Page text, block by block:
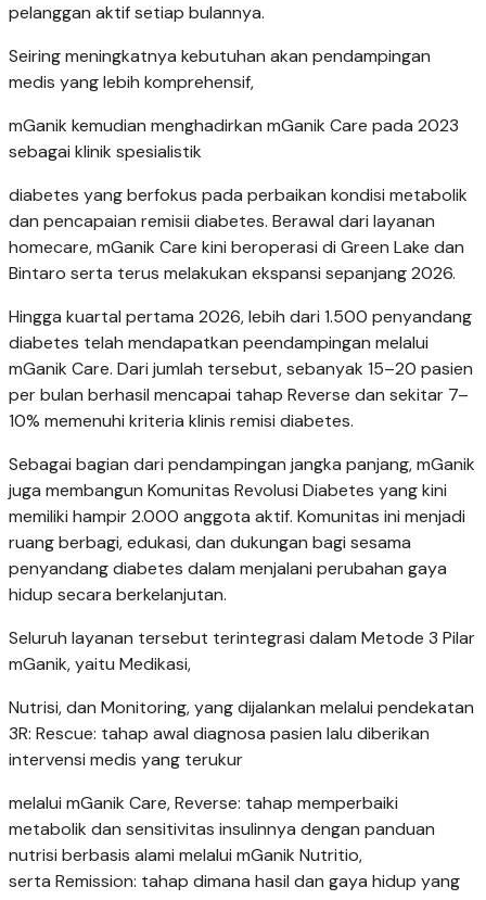
pelanggan aktif setiap bulannya.
Seiring meningkatnya kebutuhan akan pendampingan
medis yang lebih komprehensif,
mGanik kemudian menghadirkan mGanik Care pada 2023
sebagai klinik spesialistik
diabetes yang berfokus pada perbaikan kondisi metabolik
dan pencapaian remisii diabetes. Berawal dari layanan
homecare, mGanik Care kini beroperasi di Green Lake dan
Bintaro serta terus melakukan ekspansi sepanjang 2026.
Hingga kuartal pertama 2026, lebih dari 1.500 penyandang
diabetes telah mendapatkan peendampingan melalui
mGanik Care. Dari jumlah tersebut, sebanyak 15–20 pasien
per bulan berhasil mencapai tahap Reverse dan sekitar 7–
10% memenuhi kriteria klinis remisi diabetes.
Sebagai bagian dari pendampingan jangka panjang, mGanik
juga membangun Komunitas Revolusi Diabetes yang kini
memiliki hampir 2.000 anggota aktif. Komunitas ini menjadi
ruang berbagi, edukasi, dan dukungan bagi sesama
penyandang diabetes dalam menjalani perubahan gaya
hidup secara berkelanjutan.
Seluruh layanan tersebut terintegrasi dalam Metode 3 Pilar
mGanik, yaitu Medikasi,
Nutrisi, dan Monitoring, yang dijalankan melalui pendekatan
3R: Rescue: tahap awal diagnosa pasien lalu diberikan
intervensi medis yang terukur
melalui mGanik Care, Reverse: tahap memperbaiki
metabolik dan sensitivitas insulinnya dengan panduan
nutrisi berbasis alami melalui mGanik Nutritio,
serta Remission: tahap dimana hasil dan gaya hidup yang